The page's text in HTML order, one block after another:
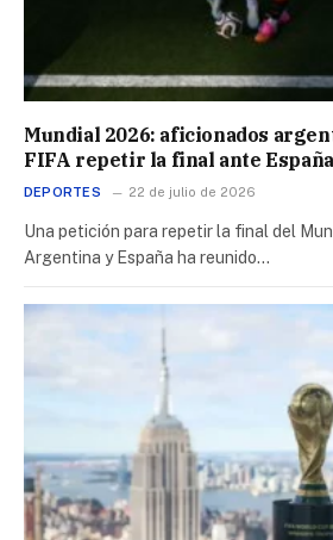
Mundial 2026: aficionados
FIFA repetir la final ante España
DEPORTES 22 de julio de 2026
Una petición para repetir la final del
Argentina y España ha reunido…